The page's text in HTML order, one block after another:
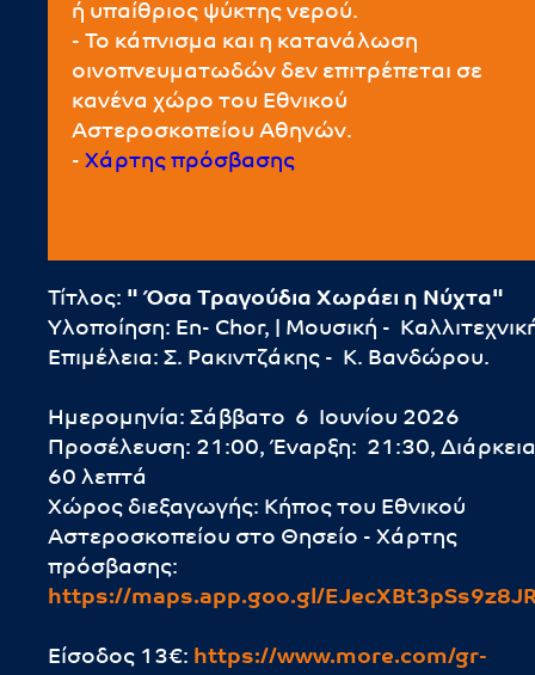
ή υπαίθριος ψύκτης νερού.
- Το κάπνισμα και η κατανάλωση
οινοπνευματωδών δεν επιτρέπεται σε
κανένα χώρο του Εθνικού
Αστεροσκοπείου Αθηνών.
- Χάρτης πρόσβασης
Τίτλος: " Όσα Τραγούδια Χωράει η Νύχτα"
Υλοποίηση: En- Chor, | Μουσική -
Επιμέλεια: Σ. Ρακιντζάκης - Κ. Βανδώρου.
Ημερομηνία: Σάββατο 6 Ιουνίου 2026
Προσέλευση: 21:00, Έναρξη: 21:30,
60 λεπτά
Χώρος διεξαγωγής: Κήπος του Εθνικού
Αστεροσκοπείου στο Θησείο - Χάρτης
πρόσβασης:
https://maps.app.goo.gl/
Είσοδος 13€: https://www.more.com/gr-